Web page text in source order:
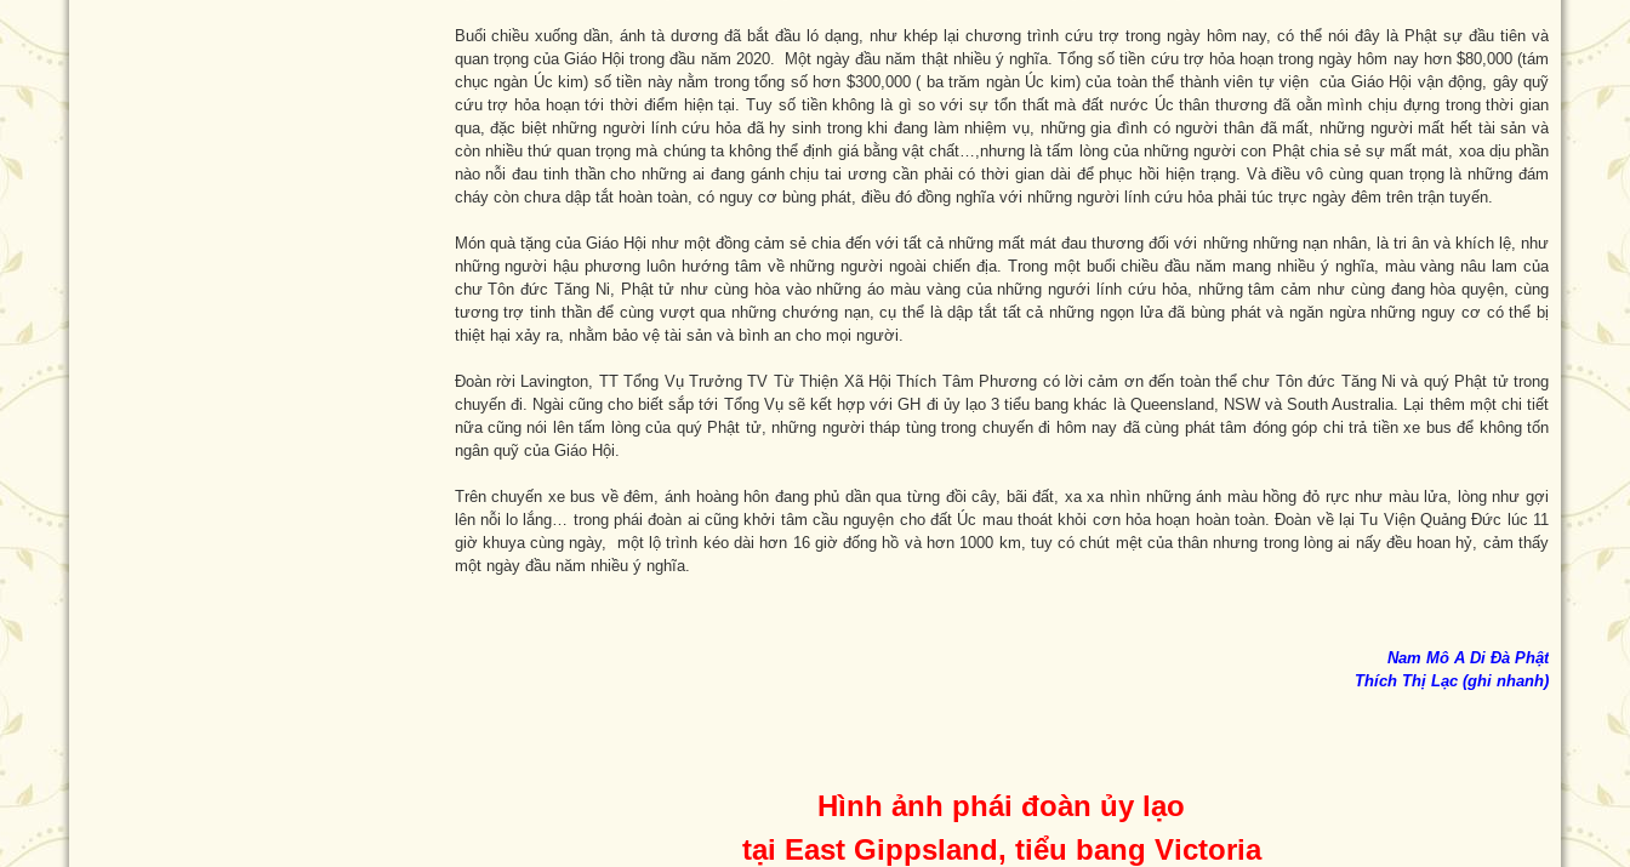
Buổi chiều xuống dần, ánh tà dương đã bắt đầu ló dạng, như khép lại chương trình cứu trợ trong ngày hôm nay, có thể nói đây là Phật sự đầu tiên và
quan trọng của Giáo Hội trong đầu năm 2020. Một ngày đầu năm thật nhiều ý nghĩa. Tổng số tiền cứu trợ hỏa hoạn trong ngày hôm nay hơn $80,000 (tám
chục ngàn Úc kim) số tiền này nằm trong tổng số hơn $300,000 ( ba trăm ngàn Úc kim) của toàn thể thành viên tự viện của Giáo Hội vận động, gây quỹ
cứu trợ hỏa hoạn tới thời điểm hiện tại. Tuy số tiền không là gì so với sự tổn thất mà đất nước Úc thân thương đã oằn mình chịu đựng trong thời gian
qua, đặc biệt những người lính cứu hỏa đã hy sinh trong khi đang làm nhiệm vụ, những gia đình có người thân đã mất, những người mất hết tài sản và
còn nhiều thứ quan trọng mà chúng ta không thể định giá bằng vật chất…,nhưng là tấm lòng của những người con Phật chia sẻ sự mất mát, xoa dịu phần
nào nỗi đau tinh thần cho những ai đang gánh chịu tai ương cần phải có thời gian dài để phục hồi hiện trạng. Và điều vô cùng quan trọng là những đám
cháy còn chưa dập tắt hoàn toàn, có nguy cơ bùng phát, điều đó đồng nghĩa với những người lính cứu hỏa phải túc trực ngày đêm trên trận tuyến.
Món quà tặng của Giáo Hội như một đồng cảm sẻ chia đến với tất cả những mất mát đau thương đối với những những nạn nhân, là tri ân và khích lệ, như
những người hậu phương luôn hướng tâm về những người ngoài chiến địa. Trong một buổi chiều đầu năm mang nhiều ý nghĩa, màu vàng nâu lam của
chư Tôn đức Tăng Ni, Phật tử như cùng hòa vào những áo màu vàng của những ngưới lính cứu hỏa, những tâm cảm như cùng đang hòa quyện, cùng
tương trợ tinh thần để cùng vượt qua những chướng nạn, cụ thể là dập tắt tất cả những ngọn lửa đã bùng phát và ngăn ngừa những nguy cơ có thể bị
thiệt hại xảy ra, nhằm bảo vệ tài sản và bình an cho mọi người.
Đoàn rời Lavington, TT Tổng Vụ Trưởng TV Từ Thiện Xã Hội Thích Tâm Phương có lời cảm ơn đến toàn thể chư Tôn đức Tăng Ni và quý Phật tử trong
chuyến đi. Ngài cũng cho biết sắp tới Tổng Vụ sẽ kết hợp với GH đi ủy lạo 3 tiểu bang khác là Queensland, NSW và South Australia. Lại thêm một chi tiết
nữa cũng nói lên tấm lòng của quý Phật tử, những người tháp tùng trong chuyến đi hôm nay đã cùng phát tâm đóng góp chi trả tiền xe bus để không tốn
ngân quỹ của Giáo Hội.
Trên chuyến xe bus về đêm, ánh hoàng hôn đang phủ dần qua từng đồi cây, bãi đất, xa xa nhìn những ánh màu hồng đỏ rực như màu lửa, lòng như gợi
lên nỗi lo lắng… trong phái đoàn ai cũng khởi tâm cầu nguyện cho đất Úc mau thoát khỏi cơn hỏa hoạn hoàn toàn. Đoàn về lại Tu Viện Quảng Đức lúc 11
giờ khuya cùng ngày, một lộ trình kéo dài hơn 16 giờ đống hồ và hơn 1000 km, tuy có chút mệt của thân nhưng trong lòng ai nấy đều hoan hỷ, cảm thấy
một ngày đầu năm nhiều ý nghĩa.
Nam Mô A Di Đà Phật
Thích Thị Lạc (ghi nhanh)
Hình ảnh phái đoàn ủy lạo
tại East Gippsland, tiểu bang Victoria